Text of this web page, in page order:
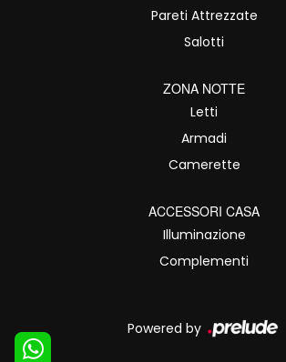
Pareti Attrezzate
Salotti
ZONA NOTTE
Letti
Armadi
Camerette
ACCESSORI CASA
Illuminazione
Complementi
Powered by